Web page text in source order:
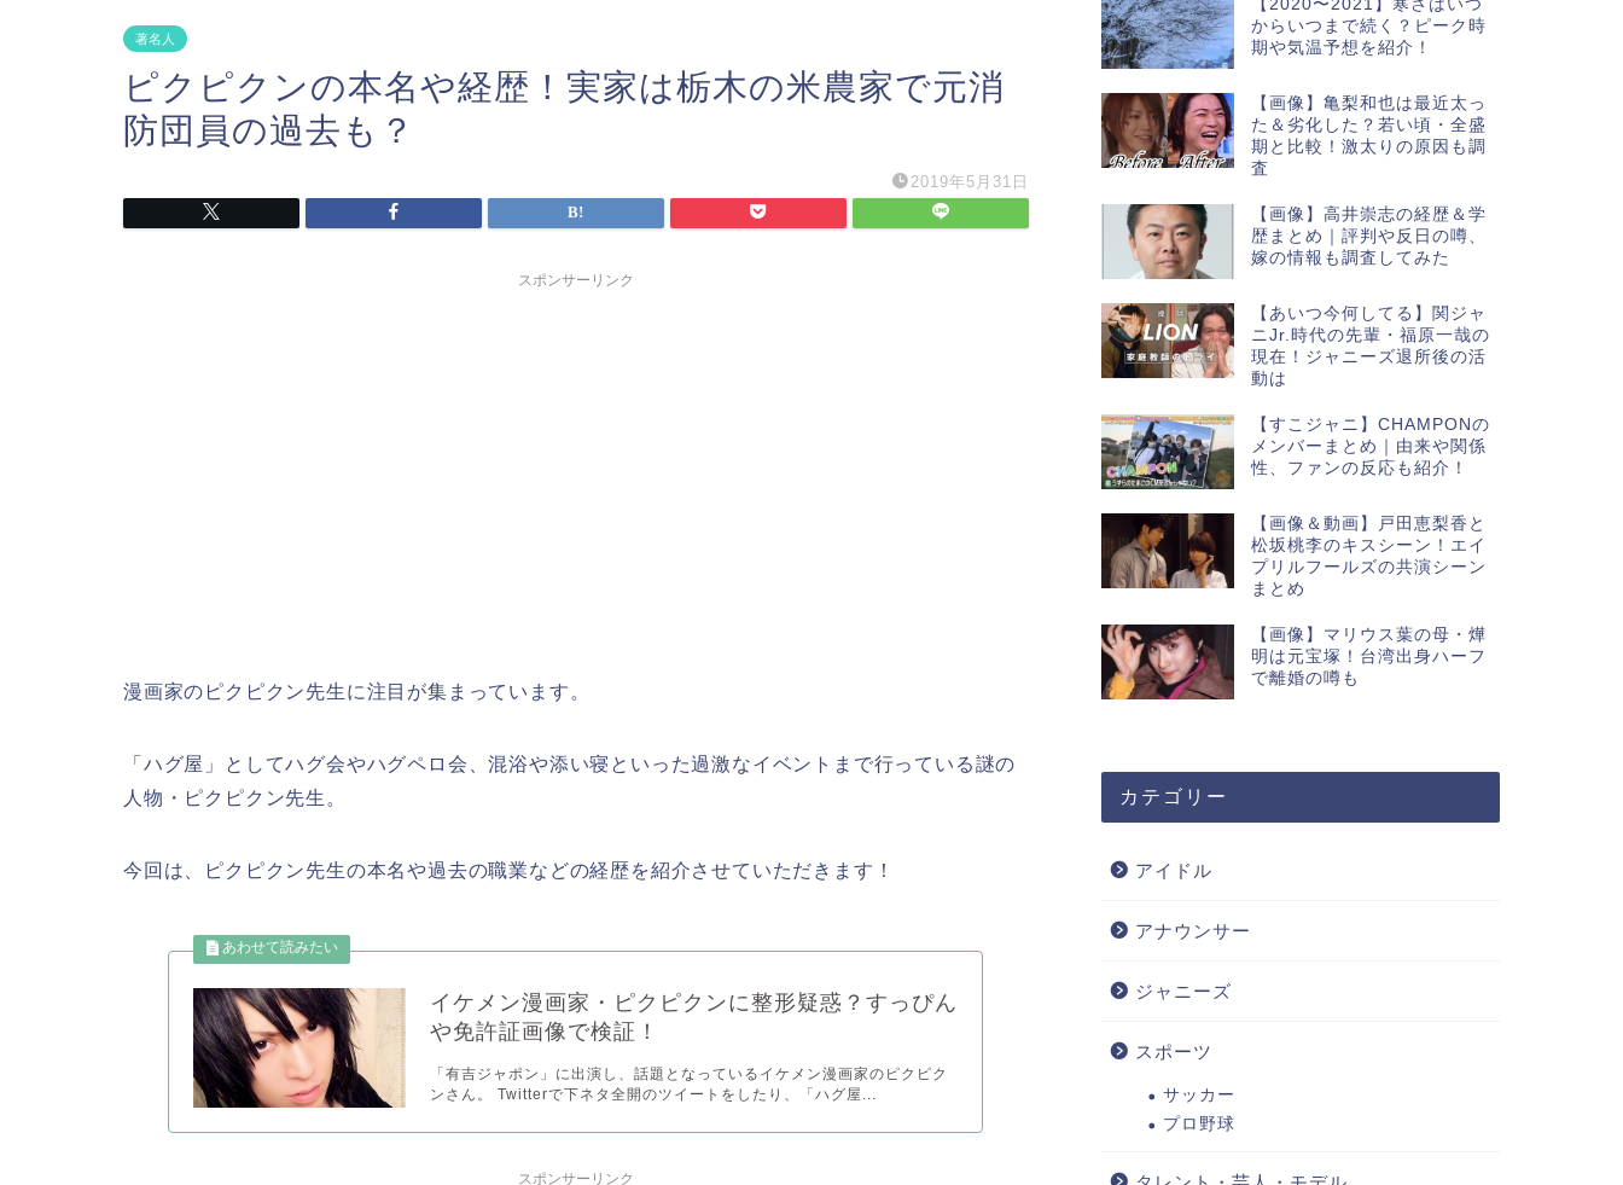
著名人
ピクピクンの本名や経歴！実家は栃木の米農家で元消
防団員の過去も？
2019年5月31日
スポンサーリンク
漫画家のピクピクン先生に注目が集まっています。
「ハグ屋」としてハグ会やハグペロ会、混浴や添い寝といった過激なイベントまで行っている謎の
人物・ピクピクン先生。
今回は、ピクピクン先生の本名や過去の職業などの経歴を紹介させていただきます！
イケメン漫画家・ピクピクンに整形疑惑？すっぴん
や免許証画像で検証！
「有吉ジャポン」に出演し、話題となっているイケメン漫画家のピクピク
ンさん。 Twitterで下ネタ全開のツイートをしたり、「ハグ屋...
スポンサーリンク
【2020〜2021】寒さはいつ
からいつまで続く？ピーク時
期や気温予想を紹介！
【画像】亀梨和也は最近太っ
た＆劣化した？若い頃・全盛
期と比較！激太りの原因も調
査
【画像】高井崇志の経歴＆学
歴まとめ｜評判や反日の噂、
嫁の情報も調査してみた
【あいつ今何してる】関ジャ
ニJr.時代の先輩・福原一哉の
現在！ジャニーズ退所後の活
動は
【すこジャニ】CHAMPONの
メンバーまとめ｜由来や関係
性、ファンの反応も紹介！
【画像＆動画】戸田恵梨香と
松坂桃李のキスシーン！エイ
プリルフールズの共演シーン
まとめ
【画像】マリウス葉の母・燁
明は元宝塚！台湾出身ハーフ
で離婚の噂も
カテゴリー
アイドル
アナウンサー
ジャニーズ
スポーツ
サッカー
プロ野球